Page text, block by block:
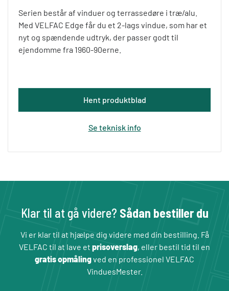
Serien består af vinduer og terrassedøre i træ/alu.
Med VELFAC Edge får du et 2-lags vindue, som har et
nyt og spændende udtryk, der passer godt til
ejendomme fra 1960-90erne.
Hent produktblad
Se teknisk info
Klar til at gå videre? Sådan bestiller du
Vi er klar til at hjælpe dig videre med din bestilling. Få
VELFAC til at lave et prisoverslag, eller bestil tid til en
gratis opmålingved en professionel VELFAC
VinduesMester.